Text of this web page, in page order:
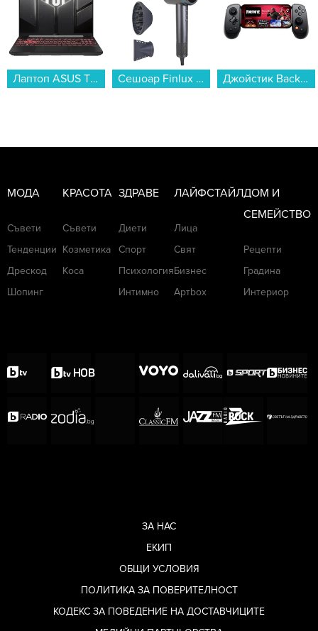
Лаптоп ASUS TUF GAMING A16 FA607NUG-RL117 , 16 , 16.00 , 512GB SSD , AMD Ryzen 7 7445HS HEXA CORE , NVIDIA GeForce RTX 4050 6GB GDDR6 , Без OS... Сешоар Finlux FHD-2550-BLDC... Джойстик Backbone Backbone Pro - (USB-C)...
МОДА
Съвети
Тенденции
Дрескод
Шопинг
КРАСОТА
Съвети
Козметика
Коса
ЗДРАВЕ
Диети
Спорт
Психология
Интимно
ЛАЙФСТАЙЛ
Лица
Свят
Бизнес
Артbox
ДОМ И
СЕМЕЙСТВО
Рецепти
Градина
Интериор
ЗА НАС
ЕКИП
ОБЩИ УСЛОВИЯ
ПОЛИТИКА ЗА ПОВЕРИТЕЛНОСТ
КОДЕКС ЗА ПОВЕДЕНИЕ НА ДОСТАВЧИЦИТЕ